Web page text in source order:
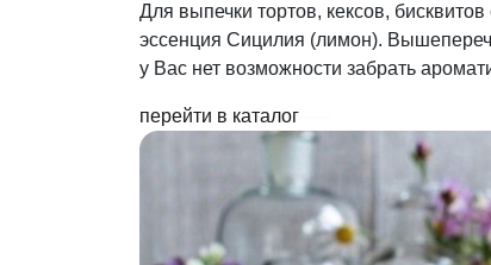
Для выпечки тортов, кексов,
эссенция Сицилия (лимон).
у Вас нет возможности забрать
перейти в каталог